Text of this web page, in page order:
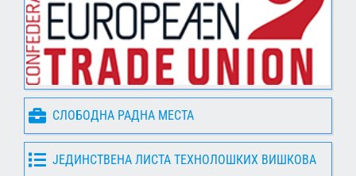
СЛОБОДНА РАДНА МЕСТА
ЈЕДИНСТВЕНА ЛИСТА ТЕХНОЛОШКИХ ВИШКОВА